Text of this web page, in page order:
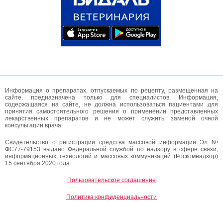
Информация о препаратах, отпускаемых по рецепту, размещенная на
сайте, предназначена только для специалистов. Информация,
содержащаяся на сайте, не должна использоваться пациентами для
принятия самостоятельного решения о применении представленных
лекарственных препаратов и не может служить заменой очной
консультации врача.
Свидетельство о регистрации средства массовой информации Эл №
ФС77-79153 выдано Федеральной службой по надзору в сфере связи,
информационных технологий и массовых коммуникаций (Роскомнадзор)
15 сентября 2020 года.
Пользовательское соглашение
Политика конфиденциальности